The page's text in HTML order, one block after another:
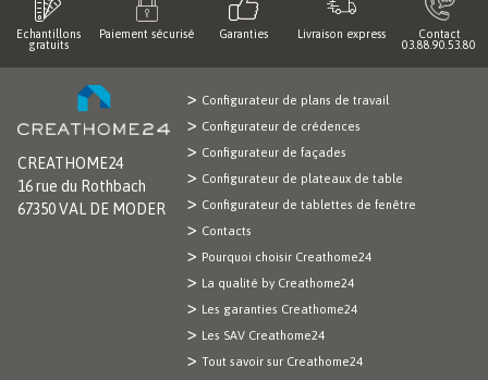
Echantillons
gratuits
Paiement sécurisé Garanties Livraison express
Contact
03.88.90.53.80
CREATHOME24
16 rue du Rothbach
67350 VAL DE MODER
Configurateur de plans de travail
Configurateur de crédences
Configurateur de façades
Configurateur de plateaux de table
Configurateur de tablettes de fenêtre
Contacts
Pourquoi choisir Creathome24
La qualité by Creathome24
Les garanties Creathome24
Les SAV Creathome24
Tout savoir sur Creathome24